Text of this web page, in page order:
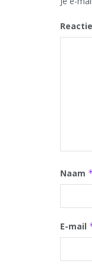
Reactie
Naam
E-mail